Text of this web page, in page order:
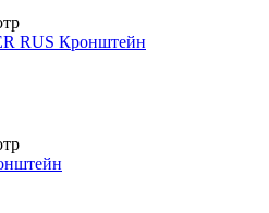
RUS Кронштейн